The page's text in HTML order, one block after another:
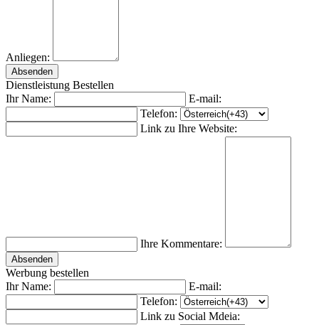
Anliegen:
Absenden
Dienstleistung Bestellen
Ihr Name:
E-mail:
Telefon:
Link zu Ihre Website:
Ihre Kommentare:
Werbung bestellen
Ihr Name:
E-mail:
Telefon:
Link zu Social Mdeia: